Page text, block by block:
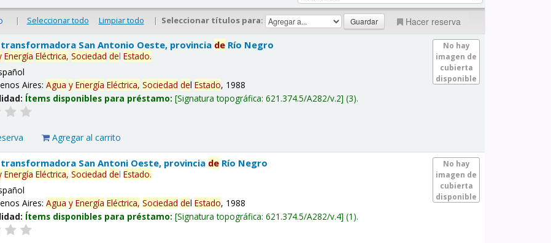
| Seleccionar todo Limpiar todo | Seleccionar títulos para: Hacer reserva
No hay
imagen de
cubierta
disponible
San Antonio Oeste, provincia de Río Negro
Energía Eléctrica, Sociedad delEstado.
Aires:Agua y Energía Eléctrica, Sociedad delEstado, 1988
Ítems disponibles para préstamo: Signatura topográfica:621.374.5/A282/v.2 (3).
Agregar al carrito
No hay
imagen de
cubierta
disponible
San Antoni Oeste, provincia de Río Negro
Energía Eléctrica, Sociedad delEstado.
Aires:Agua y Energía Eléctrica, Sociedad delEstado, 1988
Ítems disponibles para préstamo: Signatura topográfica:621.374.5/A282/v.4 (1).